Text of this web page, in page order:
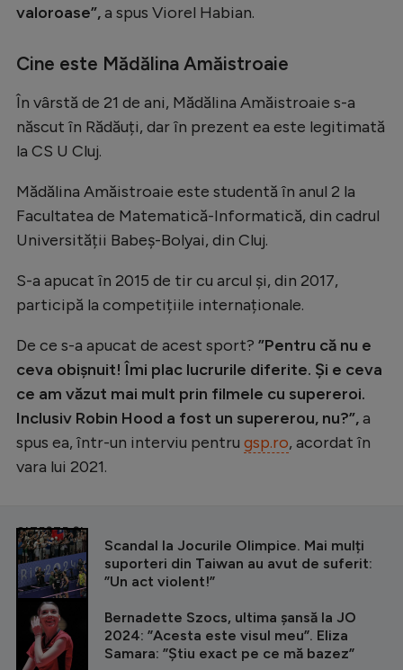
valoroase”,a spus Viorel Habian.
Cine este Mădălina Amăistroaie
În vârstă de 21 de ani, Mădălina Amăistroaie s-a
născut în Rădăuți, dar în prezent ea este legitimată
la CS U Cluj.
Mădălina Amăistroaie este studentă în anul 2 la
Facultatea de Matematică-Informatică, din cadrul
Universității Babeș-Bolyai, din Cluj.
S-a apucat în 2015 de tir cu arcul și, din 2017,
participă la competițiile internaționale.
De ce s-a apucat de acest sport? ”Pentru că nu e
ceva obișnuit! Îmi plac lucrurile diferite. Și e ceva
ce am văzut mai mult prin filmele cu supereroi.
Inclusiv Robin Hood a fost un supererou, nu?”,a
spus ea, într-un interviu pentru gsp.ro, acordat în
vara lui 2021.
CITEȘTE ȘI
Scandal la Jocurile Olimpice. Mai mulți
suporteri din Taiwan au avut de suferit:
”Un act violent!”
Bernadette Szocs, ultima șansă la JO
2024: ”Acesta este visul meu”. Eliza
Samara: ”Știu exact pe ce mă bazez”